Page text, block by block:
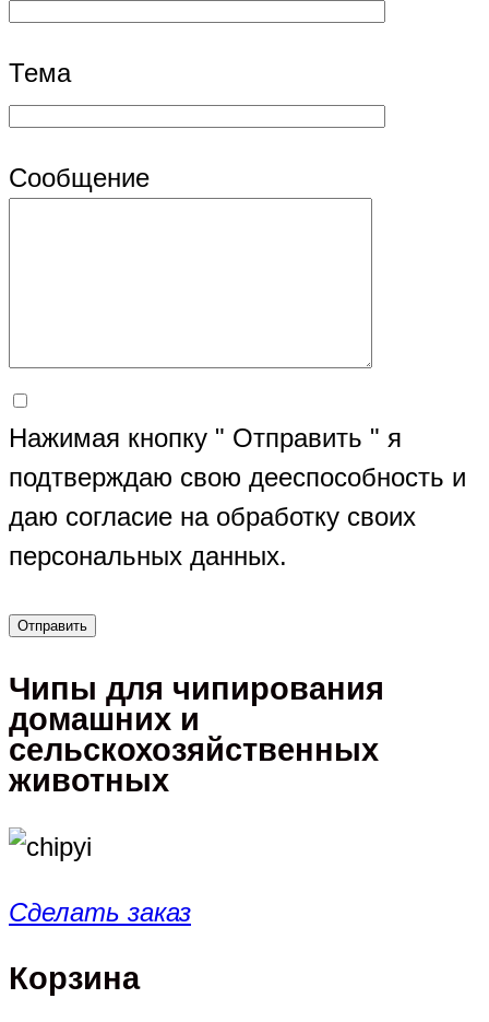
Тема
Сообщение
Нажимая кнопку " Отправить " я
подтверждаю свою дееспособность и
даю согласие на обработку своих
персональных данных.
Чипы для чипирования
домашних и
сельскохозяйственных
животных
Сделать заказ
Корзина